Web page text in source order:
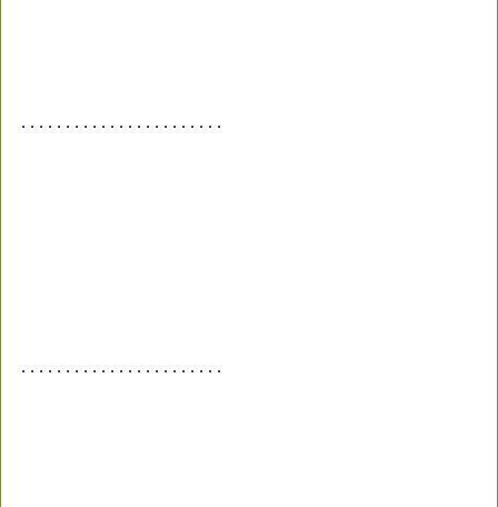
. . . . . . . . . . . . . . . . . . . . . . .
. . . . . . . . . . . . . . . . . . . . . . .